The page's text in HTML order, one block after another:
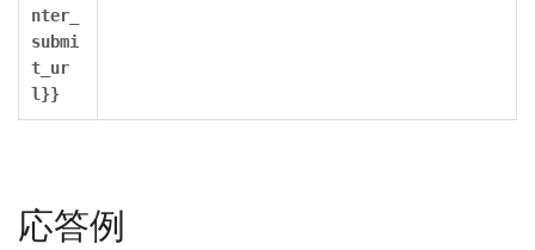
nter_
submi
t_ur
l}}
応答例